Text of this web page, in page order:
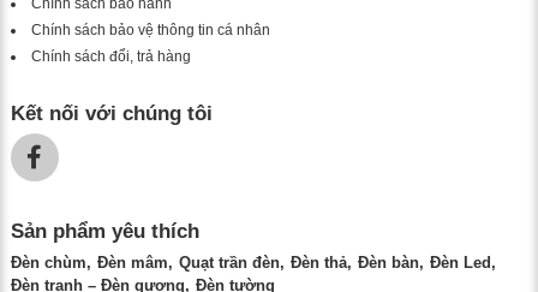
Chính sách bảo hành
Chính sách bảo vệ thông tin cá nhân
Chính sách đổi, trả hàng
Kết nối với chúng tôi
Sản phẩm yêu thích
Đèn chùm Đèn mâm Quạt trần đèn Đèn thả Đèn bàn
Đèn Led
Đèn tranh – Đèn gương
Đèn tường